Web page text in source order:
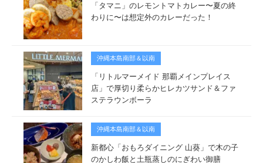
「タマニ」のレモントマトカレー〜夏の終
わりに〜は想定外のカレーだった！
沖縄本島南部＆以南
「リトルマーメイド 那覇メインプレイス
店」で厚切り柔らかヒレカツサンド＆ファ
ステラウンボーラ
沖縄本島南部＆以南
新都心「おもろダイニング 山葵」で木の子
のかしわ飯と土瓶蒸しのにぎわい御膳